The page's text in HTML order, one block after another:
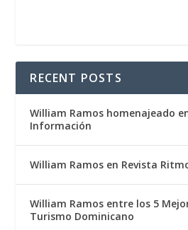
RECENT POSTS
William Ramos homenajeado
Información
William Ramos en Revista
William Ramos entre los 5
Turismo Dominicano